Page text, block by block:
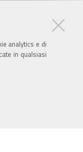
analytics e di
in qualsiasi